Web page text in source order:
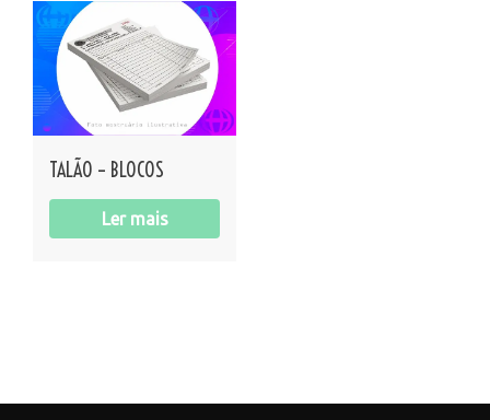
TALÃO – BLOCOS
Ler mais